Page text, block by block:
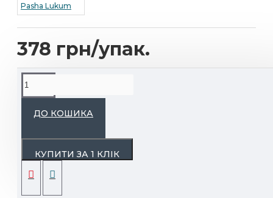
378 грн/упак.
Pasha Lukum
ДО КОШИКА
КУПИТИ ЗА 1 КЛIК
турецькою рецептурою. Ця насолода
поєднує в собі всю енергію горіха та
соковитість фруктів та ягід.